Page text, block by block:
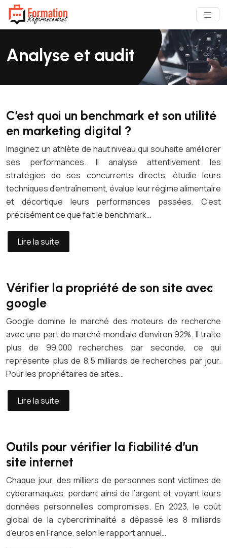
Analyse et audit
C’est quoi un benchmark et son utilité
en marketing digital ?
Imaginez un athlète de haut niveau qui souhaite améliorer
ses performances. Il analyse attentivement les
stratégies de ses concurrents directs, étudie leurs
techniques d’entraînement, évalue leur régime alimentaire
et décortique leurs performances passées. C’est
précisément ce que fait le benchmark…
Lire la suite
Vérifier la propriété de son site avec
google
Google domine le marché des moteurs de recherche
avec une part de marché mondiale d’environ 92%. Il traite
plus de 99,000 recherches par seconde, ce qui
représente plus de 8,5 milliards de recherches par jour.
Pour les propriétaires de sites…
Lire la suite
Outils pour vérifier la fiabilité d’un
site internet
Chaque jour, des milliers de personnes sont victimes de
cyberarnaques, perdant ainsi de l’argent et voyant leurs
données personnelles compromises. En 2023, le coût
global de la cybercriminalité a dépassé les 8 milliards
d’euros en France, selon le rapport annuel…